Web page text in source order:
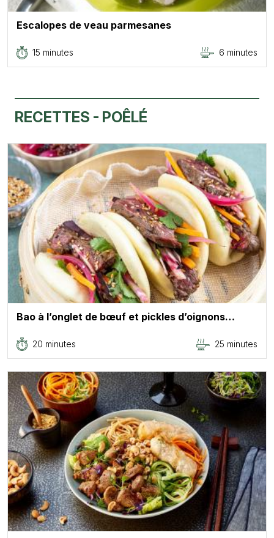
Escalopes de veau parmesanes
15 minutes 6 minutes
RECETTES - POÊLÉ
Bao à l’onglet de bœuf et pickles d’oignons…
20 minutes 25 minutes